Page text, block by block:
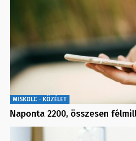
MISKOLC - KÖZÉLET
Naponta 2200, összesen